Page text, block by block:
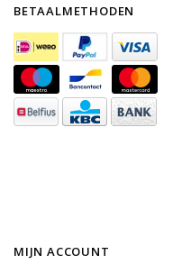
BETAALMETHODEN
MIJN ACCOUNT